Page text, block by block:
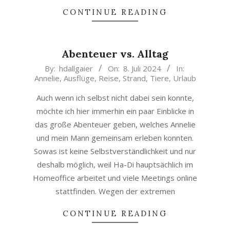
CONTINUE READING
Abenteuer vs. Alltag
2024-
07-
08
By: hdallgaier On: 8. Juli 2024
In:
Annelie, Ausflüge, Reise, Strand, Tiere, Urlaub
Auch wenn ich selbst nicht dabei sein konnte,
möchte ich hier immerhin ein paar Einblicke in
das große Abenteuer geben, welches Annelie
und mein Mann gemeinsam erleben konnten.
Sowas ist keine Selbstverständlichkeit und nur
deshalb möglich, weil Ha-Di hauptsächlich im
Homeoffice arbeitet und viele Meetings online
stattfinden. Wegen der extremen
CONTINUE READING